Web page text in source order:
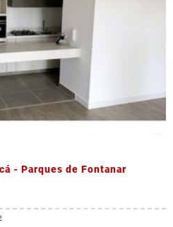
- Parques de Fontanar